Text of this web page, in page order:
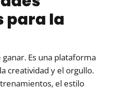
para la
Es una plataforma
creatividad y el orgullo.
el estilo